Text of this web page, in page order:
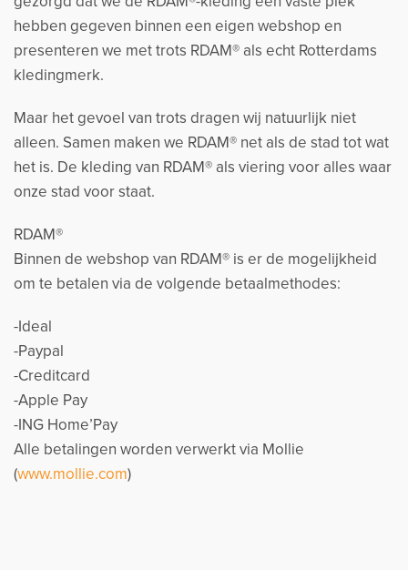
hebben gegeven binnen een eigen webshop en
presenteren we met trots RDAM® als echt Rotterdams
kledingmerk.
Maar het gevoel van trots dragen wij natuurlijk niet
alleen. Samen maken we RDAM® net als de stad tot wat
het is. De kleding van RDAM® als viering voor alles waar
onze stad voor staat.
RDAM®
Binnen de webshop van RDAM® is er de mogelijkheid
om te betalen via de volgende betaalmethodes:
-Ideal
-Paypal
-Creditcard
-Apple Pay
-ING Home’Pay
Alle betalingen worden verwerkt via Mollie
(www.mollie.com)